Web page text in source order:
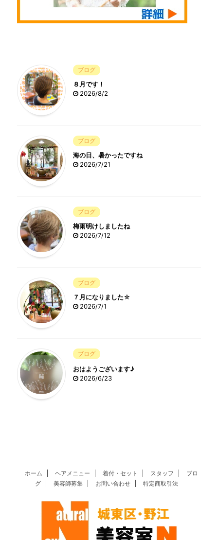
ブログ
８月です！
2026/8/2
ブログ
海の日、暑かったですね
2026/7/21
ブログ
梅雨明けしましたね
2026/7/12
ブログ
７月になりました☆
2026/7/1
ブログ
おはようございます♪
2026/6/23
ホーム ヘアメニュー 着付・セット スタッフ
ブロ
グ
美容師募集 お問い合わせ 特定商取引法